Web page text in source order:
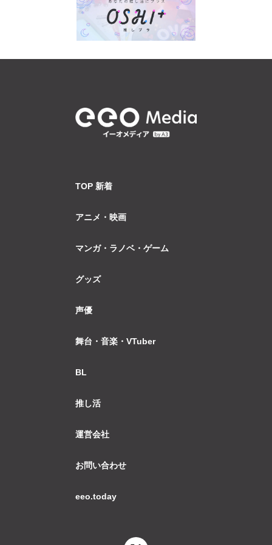
TOP 新着
アニメ・映画
マンガ・ラノベ・ゲーム
グッズ
声優
舞台・音楽・VTuber
BL
推し活
運営会社
お問い合わせ
eeo.today